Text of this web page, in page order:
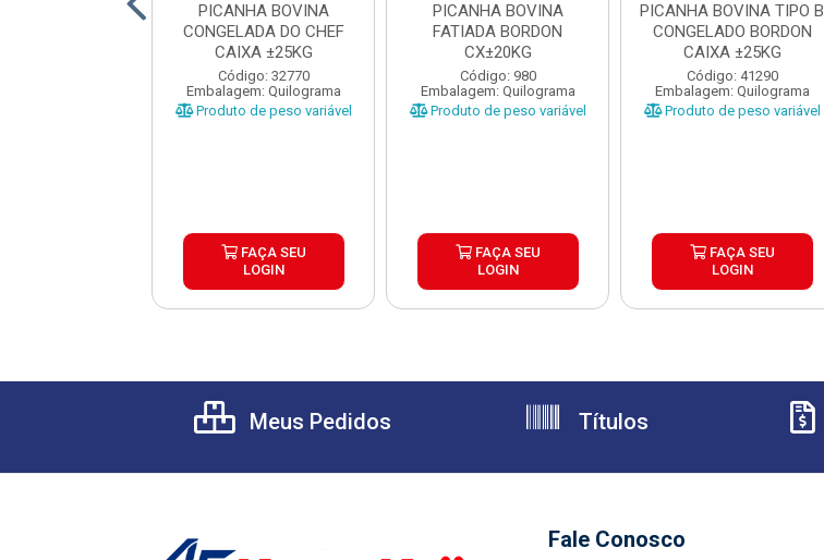
PICANHA BOVINA
CONGELADA DO CHEF
CAIXA ±25KG
Código: 32770
Embalagem: Quilograma
Produto de peso variável
FAÇA SEU
LOGIN
PICANHA BOVINA
FATIADA BORDON
CX±20KG
Código: 980
Embalagem: Quilograma
Produto de peso variável
FAÇA SEU
LOGIN
PICANHA BOVINA TIPO B
CONGELADO BORDON
CAIXA ±25KG
Código: 41290
Embalagem: Quilograma
Produto de peso variável
FAÇA SEU
LOGIN
Meus Pedidos Títulos
Fale Conosco